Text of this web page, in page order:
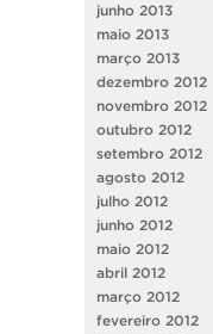
junho 2013
maio 2013
março 2013
dezembro 2012
novembro 2012
outubro 2012
setembro 2012
agosto 2012
julho 2012
junho 2012
maio 2012
abril 2012
março 2012
fevereiro 2012